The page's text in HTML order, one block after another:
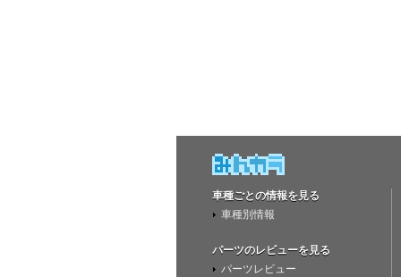
車種ごとの情報を見る
車種別情報
パーツのレビューを見る
パーツレビュー